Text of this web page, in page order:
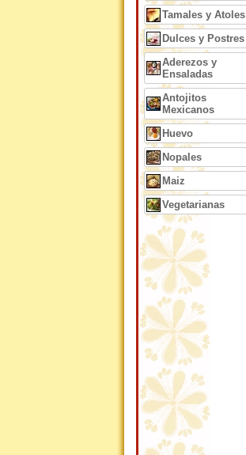
Tamales y Atoles
Dulces y Postres
Aderezos y
Ensaladas
Antojitos
Mexicanos
Huevo
Nopales
Maiz
Vegetarianas